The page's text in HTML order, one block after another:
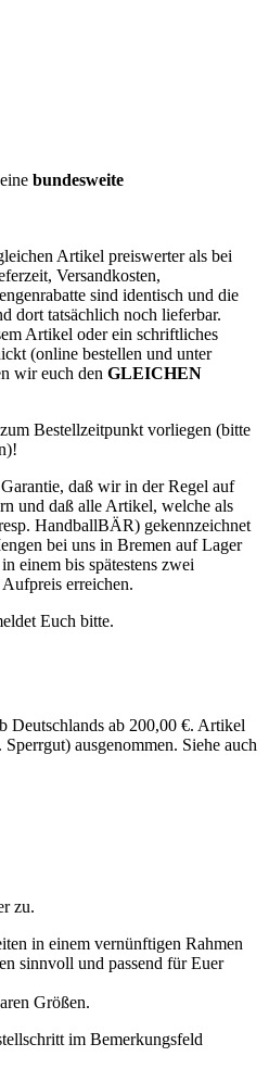
bundesweite
Artikel preiswerter als bei
Versandkosten,
sind identisch und die
dort tatsächlich noch lieferbar.
Artikel oder ein schriftliches
(online bestellen und unter
wir euch den GLEICHEN
Bestellzeitpunkt vorliegen (bitte
daß wir in der Regel auf
und daß alle Artikel, welche als
HandballBÄR) gekennzeichnet
bei uns in Bremen auf Lager
einem bis spätestens zwei
erreichen.
Euch bitte.
Deutschlands ab 200,00 €. Artikel
ausgenommen. Siehe auch
zu.
in einem vernünftigen Rahmen
sinnvoll und passend für Euer
Größen.
im Bemerkungsfeld